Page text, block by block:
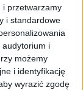
i przetwarzamy
i standardowe
audytorium i
możemy
i identyfikację
wyrazić zgodę